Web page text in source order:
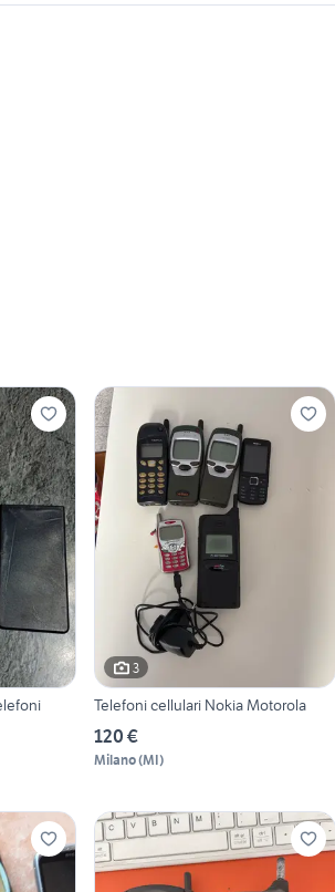
3
Telefoni cellulari Nokia Motorola
120 €
Milano(MI)